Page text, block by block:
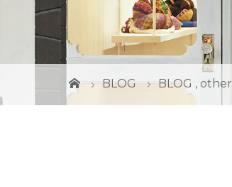
BLOG BLOG , other